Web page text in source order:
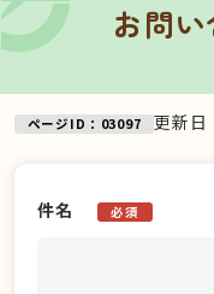
お問
ページID：03097 更新日
件名 必須